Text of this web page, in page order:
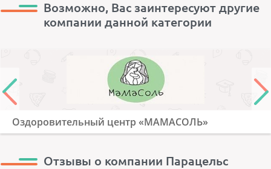
Возможно, Вас заинтересуют другие
компании данной категории
Оздоровительный центр «МАМАСОЛЬ»
Отзывы о компании Парацельс